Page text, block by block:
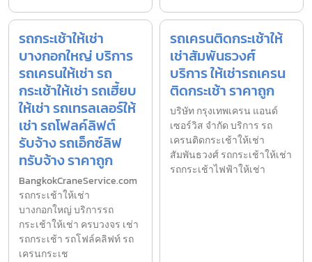
รถกระเช้าให้เช่า
บางกอกใหญ่ บริการ
รถเครนให้เช่า รถ
กระเช้าให้เช่า รถเฮี้ยบ
ให้เช่า รถเทรลเลอร์ให้
เช่า รถโฟลค์ลิฟต์
รับจ้าง รถเอ็กซ์ลิฟ
ทรับจ้าง ราคาถูก
BangkokCraneService.com
รถกระเช้าให้เช่า
บางกอกใหญ่ บริการรถ
กระเช้าให้เช่า ครบวงจร เช่า
รถกระเช้า รถโฟล์คลิฟท์ รถ
เครนกระเช
รถเครนติดกระเช้าให้
เช่าสัมพันธวงศ์
บริการ ให้เช่ารถเครน
ติดกระเช้า ราคาถูก
บริษัท กรุงเทพเครน แอนด์
เซอร์วิส จำกัด บริการ รถ
เครนติดกระเช้าให้เช่า
สัมพันธวงศ์ รถกระเช้าให้เช่า
รถกระเช้าไฟฟ้าให้เช่า